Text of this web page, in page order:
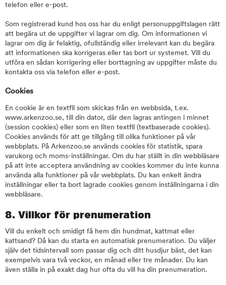
telefon eller e-post.
Som registrerad kund hos oss har du enligt personuppgiftslagen rätt
att begära ut de uppgifter vi lagrar om dig. Om informationen vi
lagrar om dig är felaktig, ofullständig eller irrelevant kan du begära
att informationen ska korrigeras eller tas bort ur systemet. Vill du
utföra en sådan korrigering eller borttagning av uppgifter måste du
kontakta oss via telefon eller e-post.
Cookies
En cookie är en textfil som skickas från en webbsida, t.ex.
www.arkenzoo.se, till din dator, där den lagras antingen i minnet
(session cookies) eller som en liten textfil (textbaserade cookies).
Cookies används för att ge tillgång till olika funktioner på vår
webbplats. På Arkenzoo.se används cookies för statistik, spara
varukorg och moms-inställningar. Om du har ställt in din webbläsare
på att inte acceptera användning av cookies kommer du inte kunna
använda alla funktioner på vår webbplats. Du kan enkelt ändra
inställningar eller ta bort lagrade cookies genom inställningarna i din
webbläsare.
8. Villkor för prenumeration
Vill du enkelt och smidigt få hem din hundmat, kattmat eller
kattsand? Då kan du starta en automatisk prenumeration. Du väljer
själv det tidsintervall som passar dig och ditt husdjur bäst, det kan
exempelvis vara två veckor, en månad eller tre månader. Du kan
även ställa in på exakt dag hur ofta du vill ha din prenumeration.